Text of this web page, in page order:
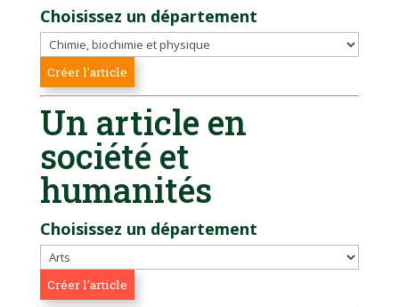
Choisissez un département
Un article en
société et
humanités
Choisissez un département